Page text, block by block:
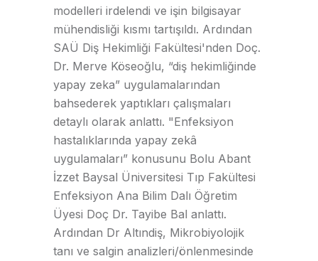
modelleri irdelendi ve işin bilgisayar
mühendisliği kısmı tartışıldı. Ardından
SAÜ Diş Hekimliği Fakültesi'nden Doç.
Dr. Merve Köseoğlu, “diş hekimliğinde
yapay zeka” uygulamalarından
bahsederek yaptıkları çalışmaları
detaylı olarak anlattı. "Enfeksiyon
hastalıklarında yapay zekâ
uygulamaları” konusunu Bolu Abant
İzzet Baysal Üniversitesi Tıp Fakültesi
Enfeksiyon Ana Bilim Dalı Öğretim
Üyesi Doç Dr. Tayibe Bal anlattı.
Ardından Dr Altındiş, Mikrobiyolojik
tanı ve salgin analizleri/önlenmesinde